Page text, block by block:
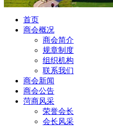
首页
商会概况
商会简介
规章制度
组织机构
联系我们
商会新闻
商会公告
菏商风采
荣誉会长
会长风采